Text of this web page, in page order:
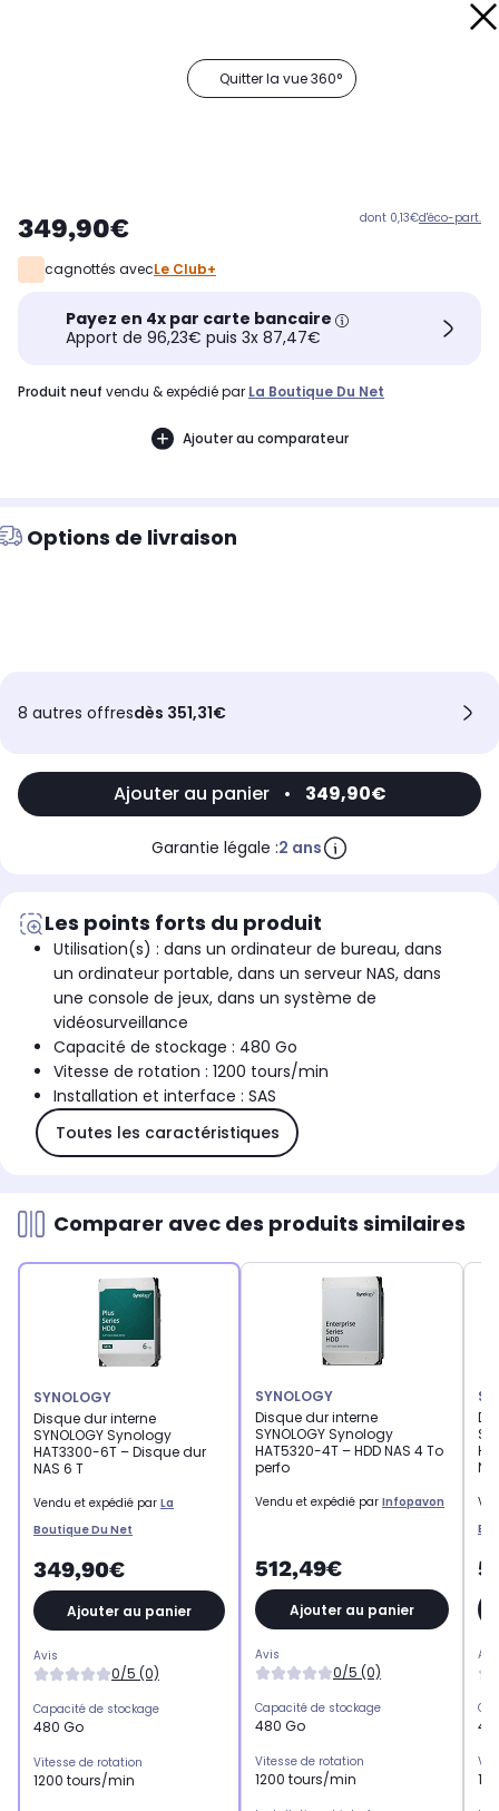
Quitter la vue 360°
349,90€ dont 0,13€d'éco-part.
cagnottés avecLe Club+
Payez en 4x par carte bancaire
Apport de 96,23€ puis 3x 87,47€
produit neuf vendu & expédié par La Boutique Du Net
Ajouter au comparateur
Options de livraison
8 autres offresdès 351,31€
Ajouter au panier • 349,90€
Garantie légale :2 ans
Les points forts du produit
Utilisation(s) : dans un ordinateur de bureau, dans
un ordinateur portable, dans un serveur NAS, dans
une console de jeux, dans un système de
vidéosurveillance
Capacité de stockage : 480 Go
Vitesse de rotation : 1200 tours/min
Installation et interface : SAS
Toutes les caractéristiques
Comparer avec des produits similaires
SYNOLOGY
Disque dur interne
SYNOLOGY Synology
HAT3300-6T – Disque dur
NAS 6 T
Vendu et expédié par La
Boutique Du Net
349,90€
Ajouter au panier
Avis
0/5 (0)
Capacité de stockage
480 Go
Vitesse de rotation
1200 tours/min
SYNOLOGY
Disque dur interne
SYNOLOGY Synology
HAT5320-4T – HDD NAS 4 To
perfo
Vendu et expédié par Infopavon
512,49€
Ajouter au panier
Avis
0/5 (0)
Capacité de stockage
480 Go
Vitesse de rotation
1200 tours/min